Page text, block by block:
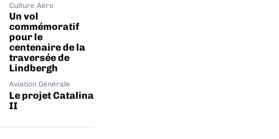
Culture Aéro
Un vol
commémoratif
pour le
centenaire de la
traversée de
Lindbergh
Aviation Générale
Le projet Catalina
II